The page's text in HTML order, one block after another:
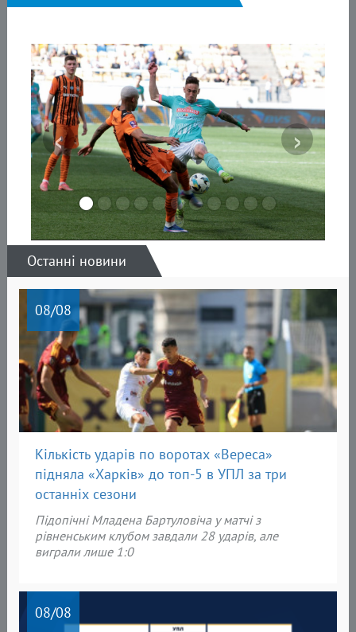
‹ ›
Останні новини
08/08
Кількість ударів по воротах «Вереса»
підняла «Харків» до топ-5 в УПЛ за три
останніх сезони
Підопічні Младена Бартуловіча у матчі з
рівненським клубом завдали 28 ударів, але
виграли лише 1:0
08/08